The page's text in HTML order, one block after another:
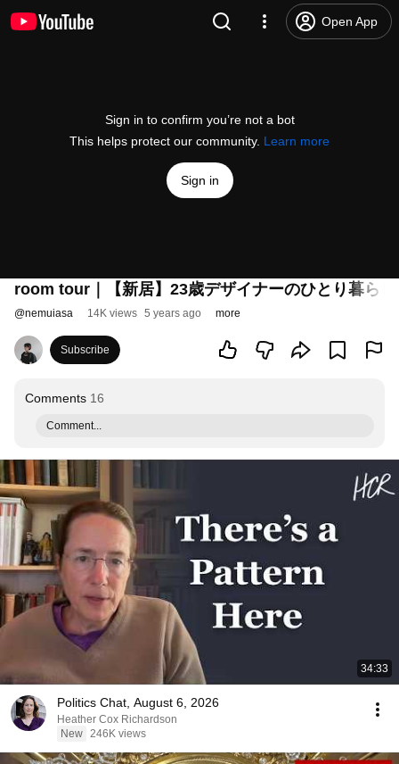
Open App
Sign in to confirm you’re not a bot
This helps protect our community. Learn more
Sign in
room tour｜【新居】23歳デザイナーのひとり暮ら
@nemuiasa 14K views 5 years ago more
Subscribe
Comments 16
Comment...
34:33
Politics Chat, August 6, 2026
Heather Cox Richardson
New 246K views